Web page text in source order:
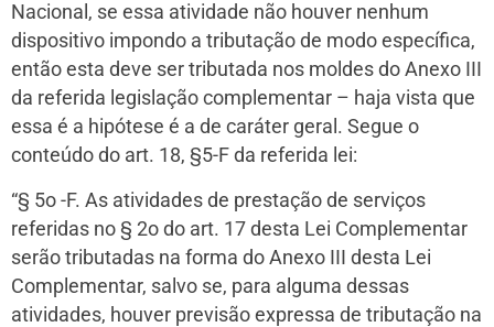
Nacional, se essa atividade não houver nenhum
dispositivo impondo a tributação de modo específica,
então esta deve ser tributada nos moldes do Anexo III
da referida legislação complementar – haja vista que
essa é a hipótese é a de caráter geral. Segue o
conteúdo do art. 18, §5-F da referida lei:
“§ 5o -F. As atividades de prestação de serviços
referidas no § 2o do art. 17 desta Lei Complementar
serão tributadas na forma do Anexo III desta Lei
Complementar, salvo se, para alguma dessas
atividades, houver previsão expressa de tributação na